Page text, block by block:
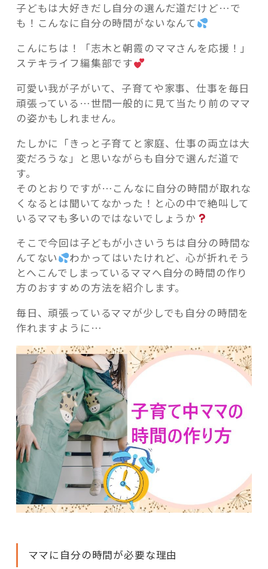
これからの暮らし 住み替え相談
記事検索
子どもは大好きだし自分の選んだ道だけど…で
も！こんなに自分の時間がないなんて
こんにちは！「志木と朝霞のママさんを応援！」
ステキライフ編集部です
可愛い我が子がいて、子育てや家事、仕事を毎日
頑張っている…世間一般的に見て当たり前のママ
の姿かもしれません。
たしかに「きっと子育てと家庭、仕事の両立は大
変だろうな」と思いながらも自分で選んだ道で
す。
そのとおりですが…こんなに自分の時間が取れな
くなるとは聞いてなかった！と心の中で絶叫して
いるママも多いのではないでしょうか
そこで今回は子どもが小さいうちは自分の時間な
んてない
わかってはいたけれど、心が折れそう
とへこんでしまっているママへ自分の時間の作り
方のおすすめの方法を紹介します。
毎日、頑張っているママが少しでも自分の時間を
作れますように…
ママに自分の時間が必要な理由